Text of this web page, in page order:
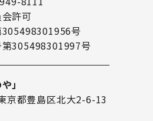
許可
号
305498301997号
」
都豊島区北大2-6-13